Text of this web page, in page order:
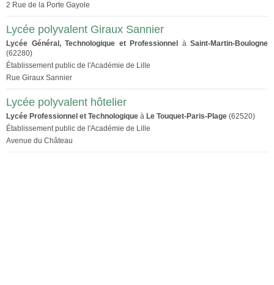
2 Rue de la Porte Gayole
Lycée polyvalent Giraux Sannier
Lycée Général, Technologique et Professionnel à Saint-Martin-Boulogne
(62280)
Établissement public de l'Académie de Lille
Rue Giraux Sannier
Lycée polyvalent hôtelier
Lycée Professionnel et Technologique à Le Touquet-Paris-Plage (62520)
Établissement public de l'Académie de Lille
Avenue du Château